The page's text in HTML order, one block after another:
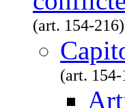
(art. 154-216)
(art. 154-